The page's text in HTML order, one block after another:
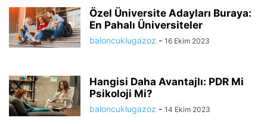
Özel Üniversite Adayları Buraya:
En Pahalı Üniversiteler
baloncuklugazoz - 16 Ekim 2023
Hangisi Daha Avantajlı: PDR Mi
Psikoloji Mi?
baloncuklugazoz - 14 Ekim 2023